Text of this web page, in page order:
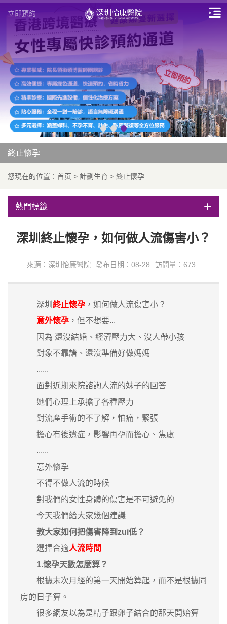
立即預約
終止懷孕
您現在的位置： 首页 > 計劃生育 > 終止懷孕
熱門標籤
​深圳終止懷孕，如何做人流傷害小？
來源：深圳怡康醫院 發布日期：08-28 訪問量：673
深圳 終止懷孕 ，如何做人流傷害小？
意外懷孕 ，但不想要...
因為 還沒結婚、經濟壓力大、沒人帶小孩
對象不靠譜、還沒準備好做媽媽
......
面對近期來院諮詢人流的妹子的回答
她們心理上承擔了各種壓力
對流產手術的不了解，怕痛，緊張
擔心有後遺症，影響再孕而擔心、焦慮
......
意外懷孕
不得不做人流的時候
對我們的女性身體的傷害是不可避免的
今天我們給大家幾個建議
教大家如何把傷害降到zui低？
選擇合適人流時間
1.懷孕天數怎麼算？
根據末次月經的第一天開始算起，而不是根據同
房的日子算。
很多網友以為是精子跟卵子結合的那天開始算